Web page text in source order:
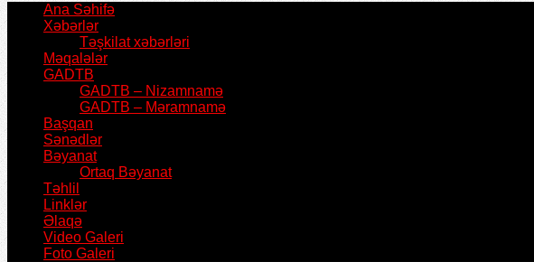
Ana Səhifə
Xəbərlər
Təşkilat xəbərləri
Məqalələr
GADTB
GADTB – Nizamnamə
GADTB – Məramnamə
Başqan
Sənədlər
Bəyanat
Ortaq Bəyanat
Təhlil
Linklər
Əlaqə
Video Galeri
Foto Galeri